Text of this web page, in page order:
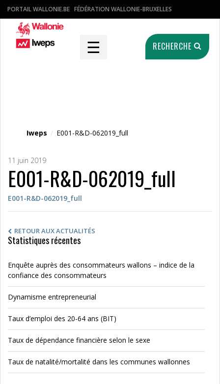
PORTAIL WALLONIE.BE FÉDÉRATION WALLONIE-BRUXELLES
☰ RECHERCHE
Iweps / E001-R&D-062019_full
11 juin 2019
E001-R&D-062019_full
E001-R&D-062019_full
RETOUR AUX ACTUALITÉS
Statistiques récentes
Enquête auprès des consommateurs wallons – indice de la
confiance des consommateurs
Dynamisme entrepreneurial
Taux d’emploi des 20-64 ans (BIT)
Taux de dépendance financière selon le sexe
Taux de natalité/mortalité dans les communes wallonnes